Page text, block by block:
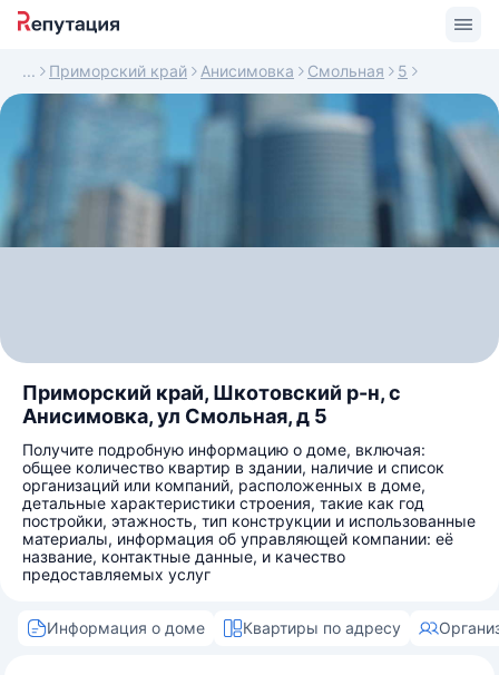
Приморский край Анисимовка Смольная 5
Приморский край, Шкотовский р-н, с
Анисимовка, ул Смольная, д 5
Получите подробную информацию о доме, включая:
общее количество квартир в здании, наличие и список
организаций или компаний, расположенных в доме,
детальные характеристики строения, такие как год
постройки, этажность, тип конструкции и использованные
материалы, информация об управляющей компании: её
название, контактные данные, и качество
предоставляемых услуг
Информация о доме Квартиры по адресу